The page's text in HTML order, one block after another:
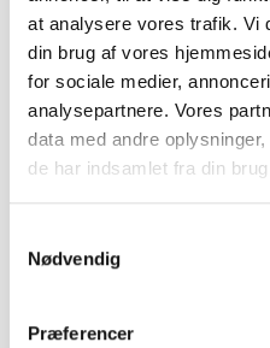
at analysere vores trafik. Vi
din brug af vores
for sociale medier,
analysepartnere. Vores
data med andre
de har indsamlet fra din
Nødvendig
Præferencer
Montblanc Blækflaske
kr.390,00